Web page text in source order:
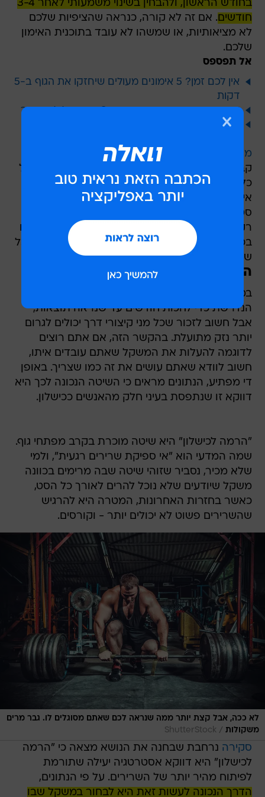
בחודש הראשון, ולהבחין בשינוי משמעותי לאחר 3-4
חודשים. אם זה לא קורה, כנראה שהציפיות שלכם
לא מציאותיות, או שמשהו לא עובד בתוכנית האימון
שלכם.
אל תפספס
אין לכם זמן? 5 אימונים מעולים שיחזקו את הגוף ב-5
דקות
שעה בחדר כושר או שעת שינה? מה יועיל לכם יותר
טכנולוגיה מהפכנית לטיפול בכאבים אושרה ע"י ה-
מחקר
שנערך על אימוני כוח רגילים בחדר הכושר,
קבע כי נדרשים שניים עד שלושה אימונים בשבוע על
כל קבוצת שרירים כדי להשיג את השיפור המיוחל.
רק מתחילים, כדאי לבצע מספר נמוך יותר של סטים
בכל תרגיל, ולהעלות את מספר הסטים בהדרגה, ככל
שמבחינים בשיפור.
הרמה לכישלון: זה רק נשמע רע
במציאות של היום, אין לנו באמת את הסבלנות
הנדרשת כדי לחכות חודשים עד שנראה תוצאות,
אבל חשוב לזכור שכל מני קיצורי דרך יכולים לגרום
יותר נזק מתועלת. בהקשר הזה, אם אתם רוצים
לדוגמה להעלות את המשקל שאתם עובדים איתו,
חשוב לוודא שאתם עושים את זה כמו שצריך. באופן
די מפתיע, הנתונים מראים כי השיטה הנכונה לכך היא
דווקא זו שנתפסת בעיני חלק מהאנשים ככישלון.
"הרמה לכישלון" היא שיטה מוכרת בקרב מפתחי גוף.
שמה המדעי הוא "אי ספיקת שרירים רגעית", ולמי
שלא מכיר, נסביר שזוהי שיטה שבה מרימים בכוונה
משקל שיודעים שלא נוכל להרים לאורך כל הסט,
כאשר בחזרות האחרונות, המטרה היא להרגיש
שהשרירים פשוט לא יכולים יותר - וקורסים.
לא ככה, אבל קצת יותר ממה שנראה לכם שאתם מסוגלים לו. גבר מרים
משקולות /
ShutterStock
סקירה נרחבת שבחנה את הנושא מצאה כי "הרמה
לכישלון" היא דווקא אסטרטגיה יעילה שתורמת
לפיתוח מהיר יותר של השרירים. על פי הנתונים,
הדרך הנכונה לעשות זאת היא לבחור במשקל שבו